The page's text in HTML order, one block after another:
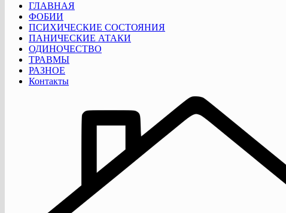
ГЛАВНАЯ
ФОБИИ
ПСИХИЧЕСКИЕ СОСТОЯНИЯ
ПАНИЧЕСКИЕ АТАКИ
ОДИНОЧЕСТВО
ТРАВМЫ
РАЗНОЕ
Контакты